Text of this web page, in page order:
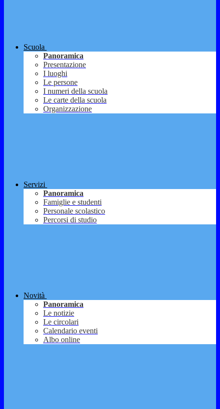
Scuola
Panoramica
Presentazione
I luoghi
Le persone
I numeri della scuola
Le carte della scuola
Organizzazione
Servizi
Panoramica
Famiglie e studenti
Personale scolastico
Percorsi di studio
Novità
Panoramica
Le notizie
Le circolari
Calendario eventi
Albo online